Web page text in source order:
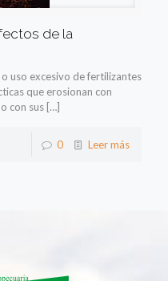
de la
uso excesivo de fertilizantes
que erosionan con
con sus […]
0 Leer más